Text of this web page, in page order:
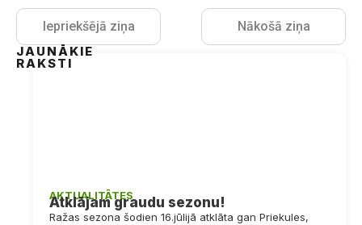
Nākošā ziņa
Iepriekšējā ziņa
JAUNĀKIE
RAKSTI
AKTUALITĀTES
Atklājam graudu sezonu!
Ražas sezona šodien 16.jūlijā atklāta gan Priekules,